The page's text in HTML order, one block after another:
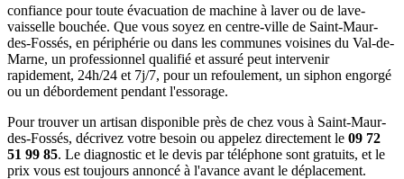
confiance pour toute évacuation de machine à laver ou de lave-
vaisselle bouchée. Que vous soyez en centre-ville de Saint-Maur-
des-Fossés, en périphérie ou dans les communes voisines du Val-de-
Marne, un professionnel qualifié et assuré peut intervenir
rapidement, 24h/24 et 7j/7, pour un refoulement, un siphon engorgé
ou un débordement pendant l'essorage.
Pour trouver un artisan disponible près de chez vous à Saint-Maur-
des-Fossés, décrivez votre besoin ou appelez directement le 09 72
51 99 85. Le diagnostic et le devis par téléphone sont gratuits, et le
prix vous est toujours annoncé à l'avance avant le déplacement.